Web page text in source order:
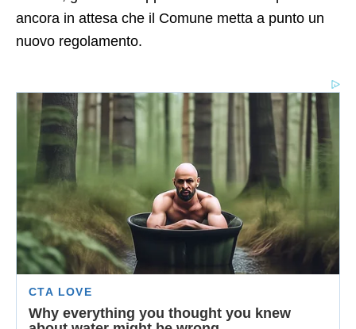
ancora in attesa che il Comune metta a punto un
nuovo regolamento.